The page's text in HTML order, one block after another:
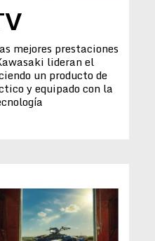
mejores prestaciones
lideran el
un producto de
y equipado con la